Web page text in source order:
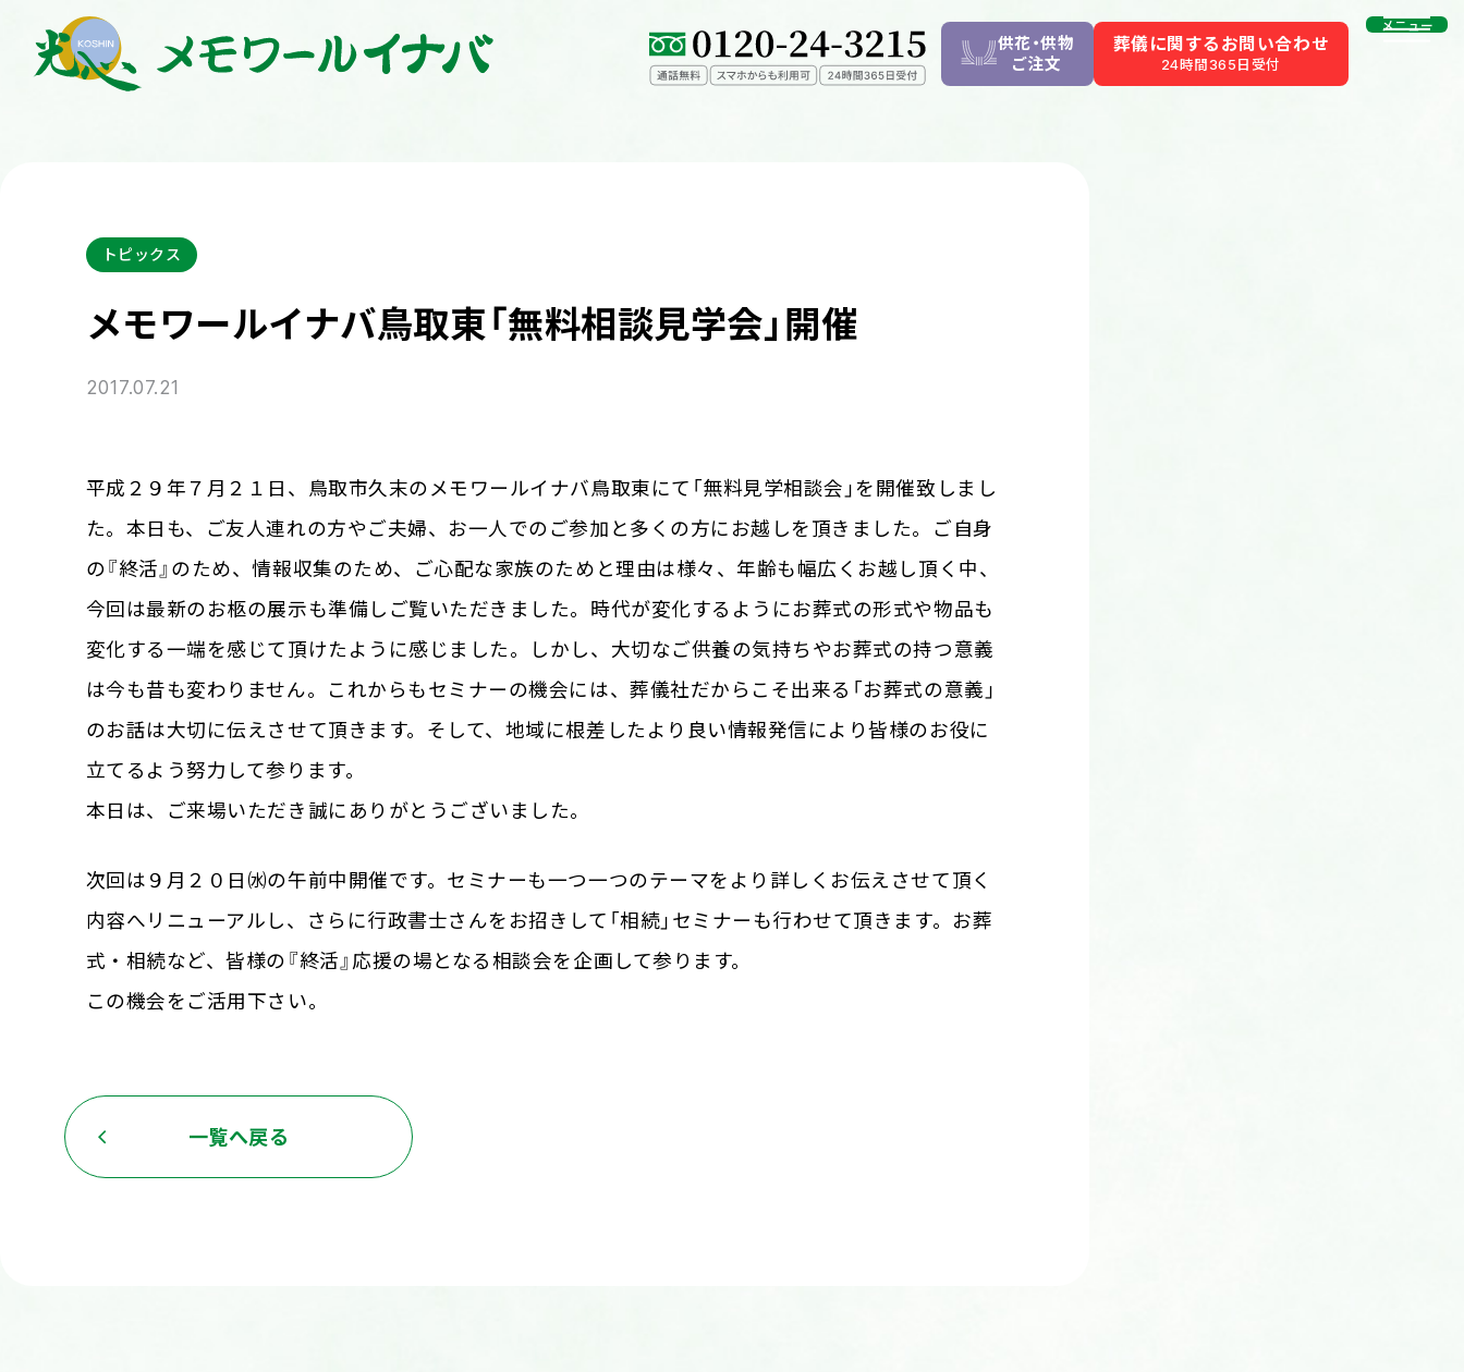
供花・供物
ご注文
葬儀に関するお問い合わせ
24時間365日受付
メニュー
トピックス
メモワールイナバ鳥取東「無料相談見学会」開催
2017.07.21
平成２９年７月２１日、鳥取市久末のメモワールイナバ鳥取東にて「無料見学相談会」を開催致しまし
た。本日も、ご友人連れの方やご夫婦、お一人でのご参加と多くの方にお越しを頂きました。ご自身
の『終活』のため、情報収集のため、ご心配な家族のためと理由は様々、年齢も幅広くお越し頂く中、
今回は最新のお柩の展示も準備しご覧いただきました。時代が変化するようにお葬式の形式や物品も
変化する一端を感じて頂けたように感じました。しかし、大切なご供養の気持ちやお葬式の持つ意義
は今も昔も変わりません。これからもセミナーの機会には、葬儀社だからこそ出来る「お葬式の意義」
のお話は大切に伝えさせて頂きます。そして、地域に根差したより良い情報発信により皆様のお役に
立てるよう努力して参ります。
本日は、ご来場いただき誠にありがとうございました。
次回は９月２０日㈬の午前中開催です。セミナーも一つ一つのテーマをより詳しくお伝えさせて頂く
内容へリニューアルし、さらに行政書士さんをお招きして「相続」セミナーも行わせて頂きます。お葬
式・相続など、皆様の『終活』応援の場となる相談会を企画して参ります。
この機会をご活用下さい。
一覧へ戻る